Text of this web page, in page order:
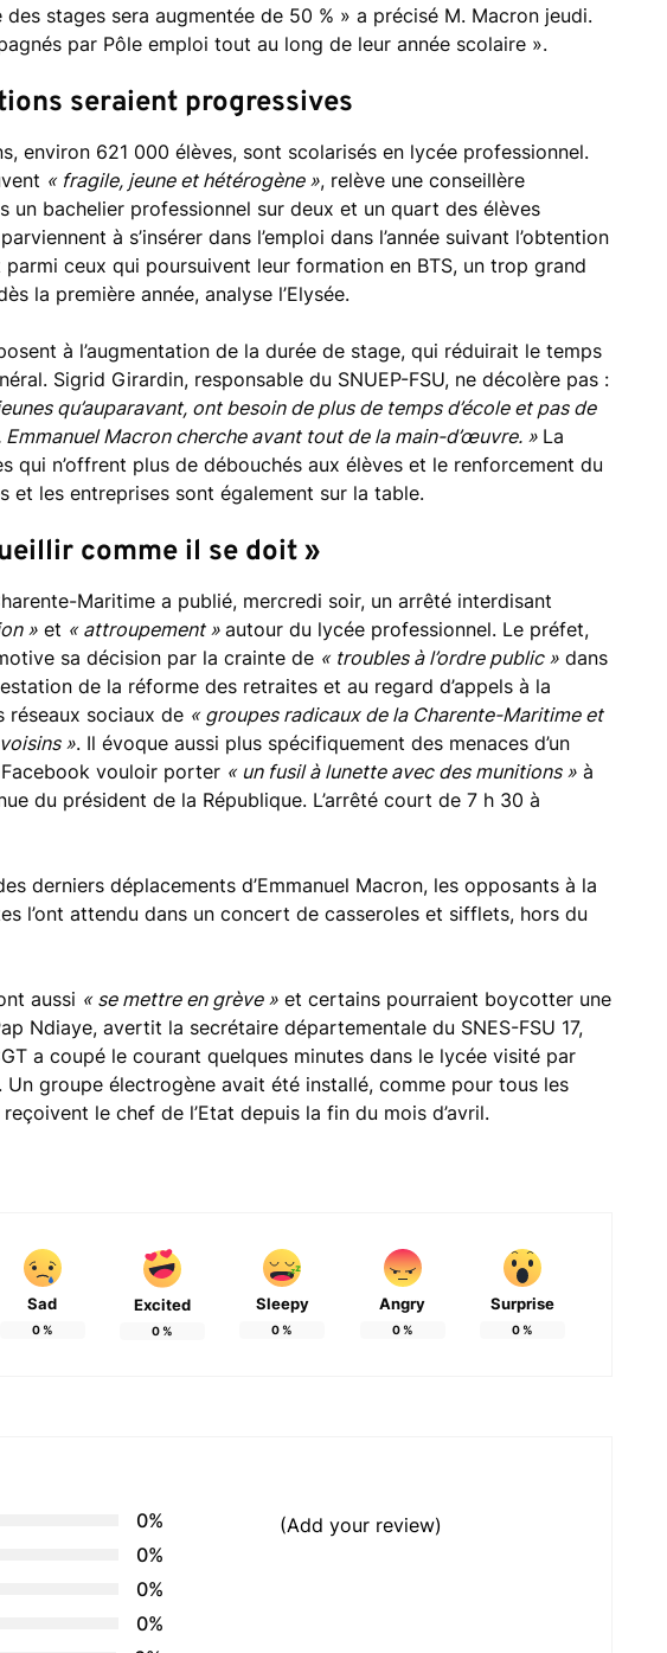
des stages sera augmentée de 50 % » a précisé M. Macron jeudi.
par Pôle emploi tout au long de leur année scolaire ».
seraient progressives
environ 621 000 élèves, sont scolarisés en lycée professionnel.
« fragile, jeune et hétérogène », relève une conseillère
un bachelier professionnel sur deux et un quart des élèves
à s’insérer dans l’emploi dans l’année suivant l’obtention
ceux qui poursuivent leur formation en BTS, un trop grand
la première année, analyse l’Elysée.
à l’augmentation de la durée de stage, qui réduirait le temps
Sigrid Girardin, responsable du SNUEP-FSU, ne décolère pas :
qu’auparavant, ont besoin de plus de temps d’école et pas de
Emmanuel Macron cherche avant tout de la main-d’œuvre. » La
qui n’offrent plus de débouchés aux élèves et le renforcement du
et les entreprises sont également sur la table.
comme il se doit »
Maritime a publié, mercredi soir, un arrêté interdisant
» et « attroupement »autour du lycée professionnel. Le préfet,
sa décision par la crainte de « troubles à l’ordre public » dans
de la réforme des retraites et au regard d’appels à la
réseaux sociaux de « groupes radicaux de la Charente-Maritime et
». Il évoque aussi plus spécifiquement des menaces d’un
vouloir porter « un fusil à lunette avec des munitions » à
du président de la République. L’arrêté court de 7 h 30 à
derniers déplacements d’Emmanuel Macron, les opposants à la
l’ont attendu dans un concert de casseroles et sifflets, hors du
aussi « se mettre en grève » et certains pourraient boycotter une
Ndiaye, avertit la secrétaire départementale du SNES-FSU 17,
a coupé le courant quelques minutes dans le lycée visité par
Un groupe électrogène avait été installé, comme pour tous les
le chef de l’Etat depuis la fin du mois d’avril.
Sad
0%
Excited
0%
Sleepy
0%
Angry
0%
Surprise
0%
0%
0%
0%
0%
(Add your review)